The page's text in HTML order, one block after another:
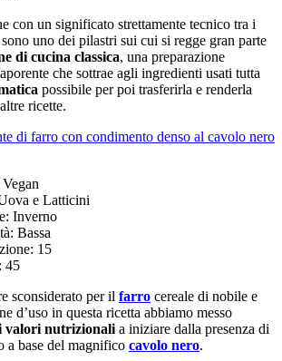
con un significato strettamente tecnico tra i
uno dei pilastri sui cui si regge gran parte
di cucina classica, una preparazione
che sottrae agli ingredienti usati tutta
possibile per poi trasferirla e renderla
ricette.
di farro con condimento denso al cavolo nero
Vegan
e Latticini
Inverno
Bassa
15
45
sconsiderato per il farro cereale di nobile e
d’uso in questa ricetta abbiamo messo
valori nutrizionali a iniziare dalla presenza di
a base del magnifico cavolo nero.